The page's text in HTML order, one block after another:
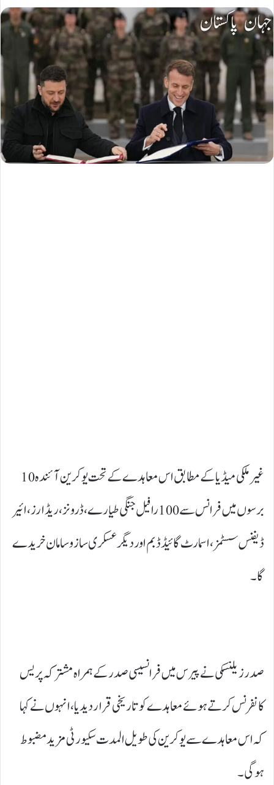
غیر ملکی میڈیا کےمطابق اس معاہدے کے تحت یوکرین آئندہ 10
برسوں میں فرانس سے 100 رافیل جنگی طیارے، ڈرونز، ریڈارز، ائیر
ڈیفنس سسٹمز ، اسمارٹ گائیڈڈ بم اور دیگر عسکری ساز و سامان خریدے
گا۔
صدر زیلنسکی نے پیرس میں فرانسیسی صدر کے ہمراہ مشترکہ پریس
کانفرنس کرتے ہوئے معاہدے کو تاریخی قرار دیدیا، انہوں نےکہا
کہ اس معاہدے سے یوکرین کی طویل المدت سکیورٹی مزید مضبوط
ہوگی۔